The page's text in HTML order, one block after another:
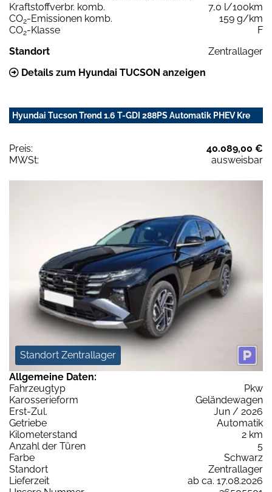
Kraftstoffverbr. komb.
7,0 l/100km
CO2-Emissionen komb.
159 g/km
CO2-Klasse
F
Standort
Zentrallager
Details zum Hyundai TUCSON anzeigen
Hyundai Tucson Trend 1.6 T-GDI 288PS Automatik PHEV Kre
Preis:
40.089,00 €
MWSt:
ausweisbar
Standort Zentrallager
Allgemeine Daten:
Fahrzeugtyp
Pkw
Karosserieform
Geländewagen
Erst-Zul.
Jun / 2026
Getriebe
Automatik
Kilometerstand
2 km
Anzahl der Türen
5
Farbe
Schwarz
Standort
Zentrallager
Lieferzeit
ab ca. 17.08.2026